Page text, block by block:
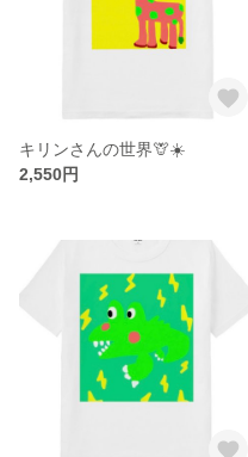
キリンさんの世界🦒☀️
2,550円